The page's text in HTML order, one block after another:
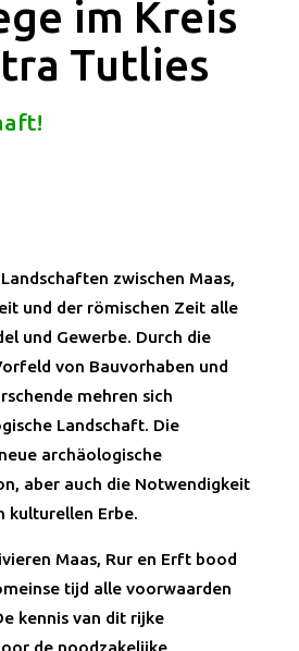
im Kreis
Tutlies
zwischen Maas,
und der römischen Zeit alle
und Gewerbe. Durch die
von Bauvorhaben und
mehren sich
Landschaft. Die
archäologische
aber auch die Notwendigkeit
kulturellen Erbe.
Maas, Rur en Erft bood
tijd alle voorwaarden
kennis van dit rijke